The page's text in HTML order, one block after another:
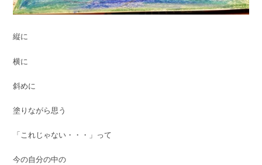
縦に
横に
斜めに
塗りながら思う
「これじゃない・・・」って
今の自分の中の